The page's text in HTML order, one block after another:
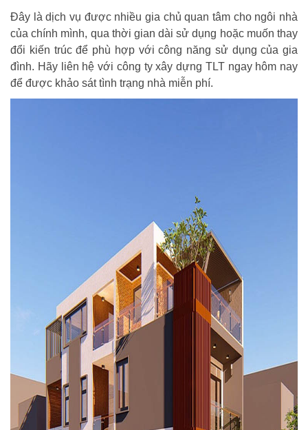
Đây là dịch vụ được nhiều gia chủ quan tâm cho ngôi nhà
của chính mình, qua thời gian dài sử dụng hoặc muốn thay
đổi kiến trúc để phù hợp với công năng sử dụng của gia
đình. Hãy liên hệ với công ty xây dựng TLT ngay hôm nay
để được khảo sát tình trạng nhà miễn phí.